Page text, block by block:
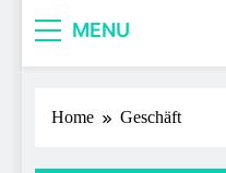
MENU
Home Geschäft